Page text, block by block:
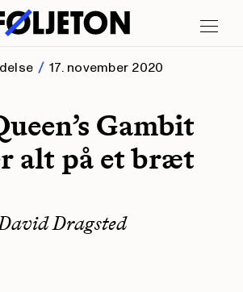
17. november 2020
Gambit
alt på et bræt
Dragsted